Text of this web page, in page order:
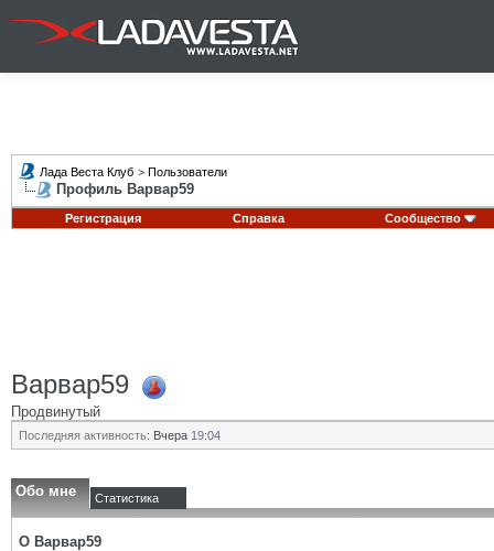
Лада Веста Клуб > Пользователи
Профиль Варвар59
Регистрация Справка Сообщество
Варвар59
Продвинутый
Последняя активность: Вчера 19:04
Обо мне Статистика
О Варвар59